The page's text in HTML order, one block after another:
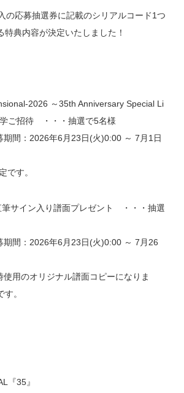
の応募抽選券に記載のシリアルコード1つ
特典内容が決定いたしました！
2026 ～35th Anniversary Special Li
ご招待 ・・・抽選で5名様
間：2026年6月23日(火)0:00 ～ 7月1日
です。
筆サイン入り譜面プレゼント ・・・抽選
間：2026年6月23日(火)0:00 ～ 7月26
用のオリジナル譜面コピーになりま
。
『35』